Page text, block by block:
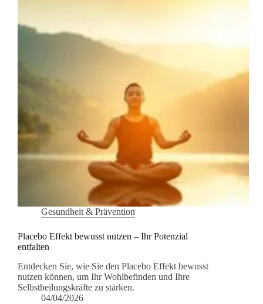
Gesundheit & Prävention
Placebo Effekt bewusst nutzen – Ihr Potenzial
entfalten
Entdecken Sie, wie Sie den Placebo Effekt bewusst
nutzen können, um Ihr Wohlbefinden und Ihre
Selbstheilungskräfte zu stärken.
04/04/2026